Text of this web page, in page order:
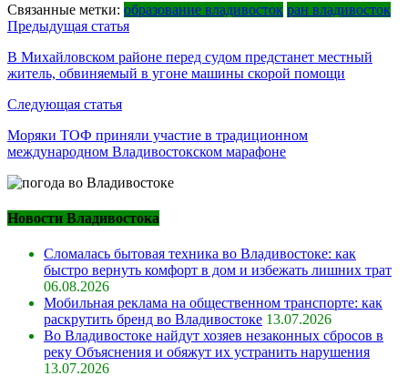
Связанные метки: образование владивосток ран владивосток
Навигация
по
записям
Предыдущая статья
В Михайловском районе перед судом предстанет местный
житель, обвиняемый в угоне машины скорой помощи
Следующая статья
Моряки ТОФ приняли участие в традиционном
международном Владивостокском марафоне
Новости Владивостока
Сломалась бытовая техника во Владивостоке: как
быстро вернуть комфорт в дом и избежать лишних трат
06.08.2026
Мобильная реклама на общественном транспорте: как
раскрутить бренд во Владивостоке 13.07.2026
Во Владивостоке найдут хозяев незаконных сбросов в
реку Объяснения и обяжут их устранить нарушения
13.07.2026